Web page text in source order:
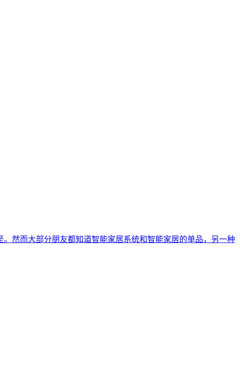
然而大部分朋友都知道智能家居系统和智能家居的单品，另一种